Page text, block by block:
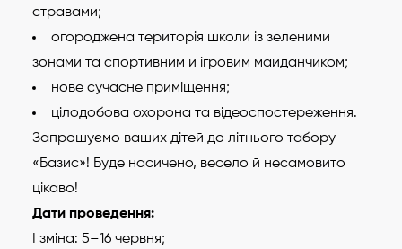
стравами;
огороджена територія школи із зеленими
зонами та спортивним й ігровим майданчиком;
нове сучасне приміщення;
цілодобова охорона та відеоспостереження.
Запрошуємо ваших дітей до літнього табору
«Базис»! Буде насичено, весело й несамовито
цікаво!
Дати проведення:
І зміна: 5–16 червня;